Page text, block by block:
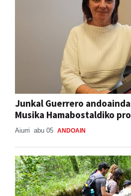
Junkal Guerrero
Musika Hamabostaldiko
Aiurri abu 05 ANDOAIN